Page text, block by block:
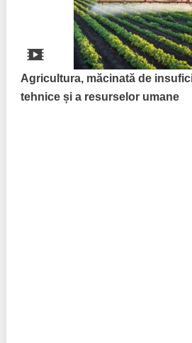
Agricultura, măcinată de
tehnice și a resurselor umane